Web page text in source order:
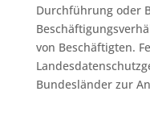
Durchführung oder
von Beschäftigten.
Bundesländer zur